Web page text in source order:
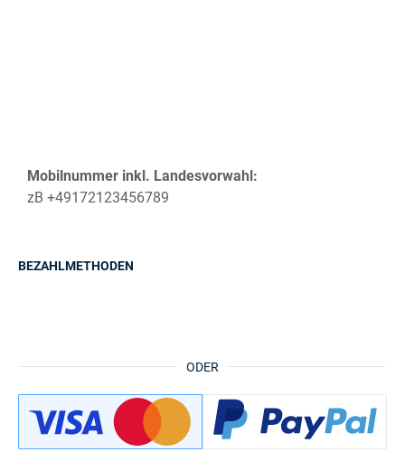
Mobilnummer inkl. Landesvorwahl:
zB +49172123456789
ODER
BEZAHLMETHODEN